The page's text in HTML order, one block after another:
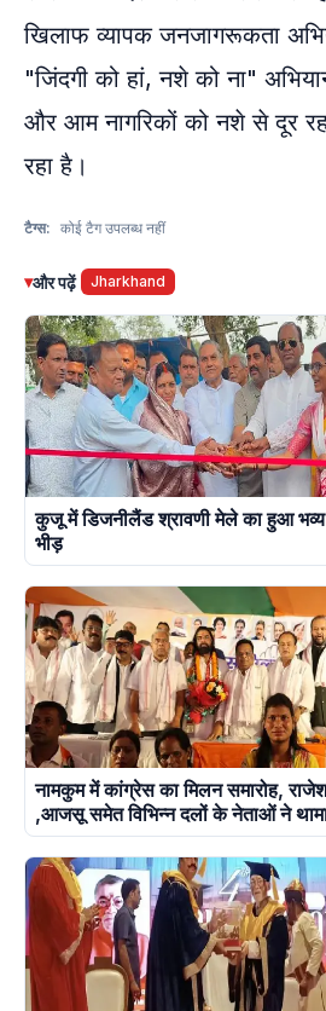
खिलाफ व्यापक जनजागरूकता
"जिंदगी को हां, नशे को ना"
और आम नागरिकों को नशे से दूर
रहा है।
टैग्स: कोई टैग उपलब्ध नहीं
▾और पढ़ें Jharkhand
कुजू में डिजनीलैंड श्रावणी मेले का हुआ भव्य
भीड़
नामकुम में कांग्रेस का मिलन समारोह,
,आजसू समेत विभिन्न दलों के नेताओं ने